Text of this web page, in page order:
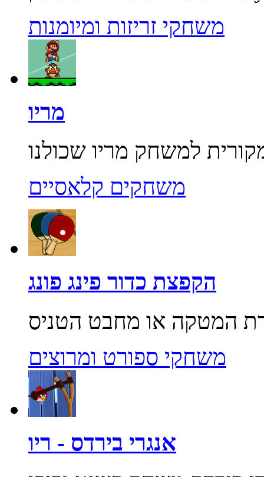
משחקי זריזות ומיומנות
מריו
משחקים קלאסיים
הקפצת כדור פינג פונג
משחקי ספורט ומרוצים
אנגרי בירדס - ריו